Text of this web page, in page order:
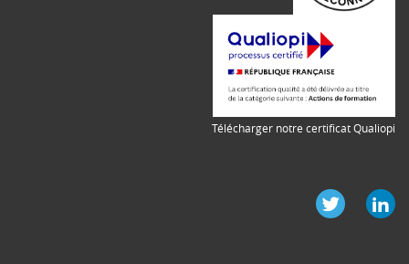
Télécharger notre certificat Qualiopi